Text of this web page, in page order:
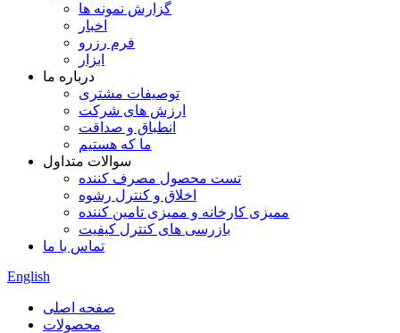
گزارش نمونه ها
اخبار
فرم رزرو
ابزار
درباره ما
توصیفات مشتری
ارزش های شرکت
انطباق و صداقت
ما که هستیم
سوالات متداول
تست محصول مصرف کننده
اخلاق و کنترل رشوه
ممیزی کارخانه و ممیزی تامین کننده
بازرسی های کنترل کیفیت
تماس با ما
English
صفحه اصلی
محصولات